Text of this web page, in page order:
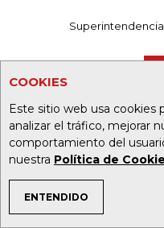
COOKIES
Este sitio web usa cookies
analizar el tráfico, mejorar
comportamiento del
nuestra Política de
ENTENDIDO
TEMAS DE INTERÉS